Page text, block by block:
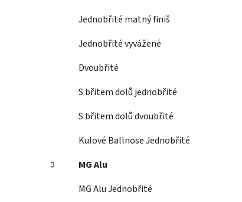
Jednobřité matný finiš
Jednobřité vyvážené
Dvoubřité
S břitem dolů jednobřité
S břitem dolů dvoubřité
Kulové Ballnose Jednobřité
MG Alu
MG Alu Jednobřité